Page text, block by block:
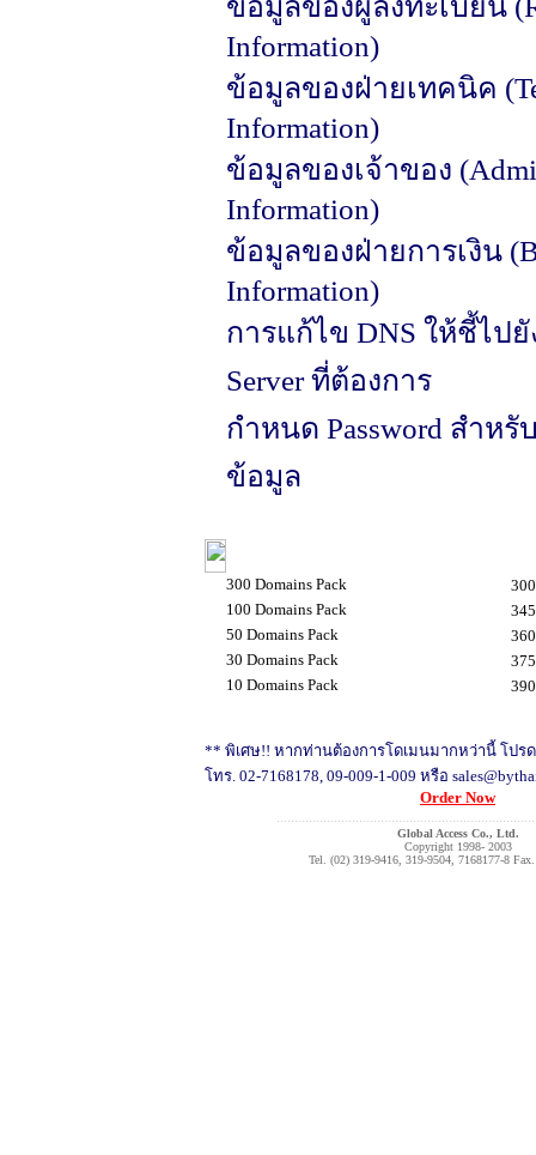
ข้อมูลของผู้ลงทะเบียน
Information)
ข้อมูลของฝ่ายเทคนิค
Information)
ข้อมูลของเจ้าของ
Information)
ข้อมูลของฝ่ายการเงิน
Information)
การแก้ไข DNS ให้ชี้ไปยั
Server ที่ต้องการ
กำหนด Password สำห
ข้อมูล
300 Domains Pack
100 Domains Pack
50 Domains Pack
30 Domains Pack
10 Domains Pack
** พิเศษ!! หากท่านต้องการโดเมนมากหว่านี้ โปร
โทร. 02-7168178, 09-009-1-009 หรือ
Order Now
Global Access Co., Ltd.
Copyright 1998- 2003
Tel. (02) 319-9416, 319-9504, 7168177-8